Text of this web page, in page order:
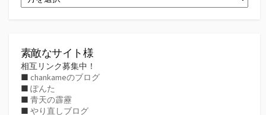
ー
素敵なサイト様
相互リンク募集中！
■ chankameのブログ
■ ぽんた
■ 青天の霹靂
■ やり直しブログ